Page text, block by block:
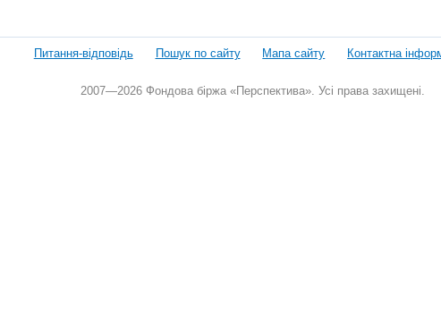
Питання-відповідь Пошук по сайту Мапа сайту Контактна
2007—2026 Фондова біржа «Перспектива». Усі права захищені.